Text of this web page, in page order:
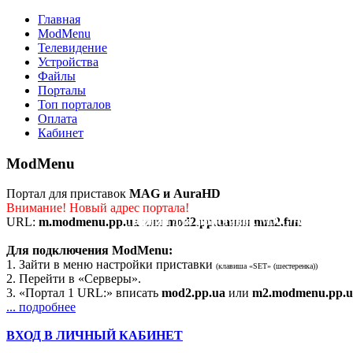
Главная
ModMenu
Телевидение
Устройства
Файлы
Порталы
Топ порталов
Оплата
Кабинет
Портал для приставок MAG/AuraHD
ModMenu
Портал для приставок MAG и AuraHD
Внимание! Новый адрес портала!
URL: m.modmenu.pp.ua или mod2.pp.uaили mm2.fun
Для подключения ModMenu:
1. Зайти в меню настройки приставки (клавиша «SET» (шестеренка))
2. Перейти в «Серверы».
3. «Портал 1 URL:» вписать mod2.pp.ua или
... подробнее
ВХОД В ЛИЧНЫЙ КАБИНЕТ